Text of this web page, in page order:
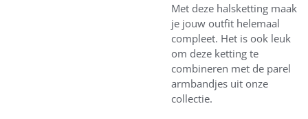
Met deze halsketting maak
je jouw outfit helemaal
compleet. Het is ook leuk
om deze ketting te
combineren met de parel
armbandjes uit onze
collectie.